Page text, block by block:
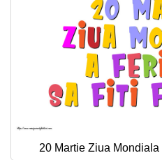
20 Martie Ziua